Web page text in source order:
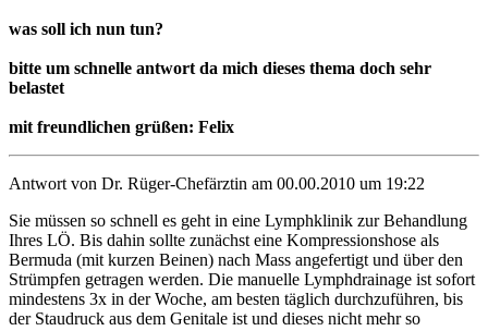
was soll ich nun tun?
bitte um schnelle antwort da mich dieses thema doch sehr
belastet
mit freundlichen grüßen: Felix
Antwort von Dr. Rüger-Chefärztin am 00.00.2010 um 19:22
Sie müssen so schnell es geht in eine Lymphklinik zur Behandlung
Ihres LÖ. Bis dahin sollte zunächst eine Kompressionshose als
Bermuda (mit kurzen Beinen) nach Mass angefertigt und über den
Strümpfen getragen werden. Die manuelle Lymphdrainage ist sofort
mindestens 3x in der Woche, am besten täglich durchzuführen, bis
der Staudruck aus dem Genitale ist und dieses nicht mehr so